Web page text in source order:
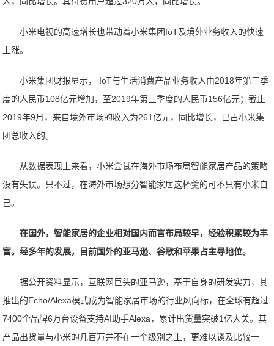
小米电视的高速增长也带动着小米集团IoT及境外业务收入的快速
上涨。
小米集团财报显示， IoT与生活消费产品业务收入由2018年第三季
度的人民币108亿元增加，至2019年第三季度的人民币156亿元；截止
2019年9月，来自境外市场的收入为261亿元，同比增长，已占小米集
团总收入的。
从数据表现上来看，小米尝试在海外市场布局智能家居产品的策略
没有失误。只不过，在海外市场想分智能家居这杯羹的可不只有小米自
己。
在国外，智能家居的企业相对国内而言布局较早，经验积累较为丰
富。经多年的发展，目前国外的亚马逊、谷歌和苹果占主导地位。
据公开资料显示，互联网巨头的亚马逊，基于自身的研发实力，其
推出的Echo/Alexa模式成为智能家居市场的行业风向标，在全球有超过
7400个品牌6万台设备支持AI助手Alexa，累计出货量突破1亿大关。其
产品出货量与小米的几百万并不在一个级别之上，更难以谈及比较一